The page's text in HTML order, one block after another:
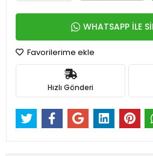
WHATSAPP İLE
Favorilerime ekle
Hızlı Gönderi